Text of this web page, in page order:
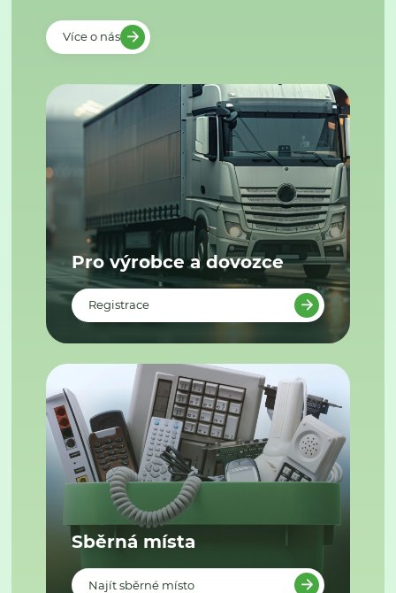
Více o nás
Pro výrobce a dovozce
Registrace
Sběrná místa
Najít sběrné místo